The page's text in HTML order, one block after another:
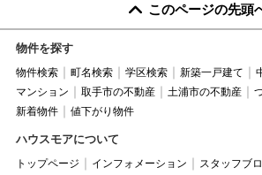
このページの先頭
物件を探す
物件検索 町名検索 学区検索 新築一戸建て
マンション
取手市の不動産 土浦市の不動産
新着物件
値下がり物件
ハウスモアについて
トップページ インフォメーション スタッフブ